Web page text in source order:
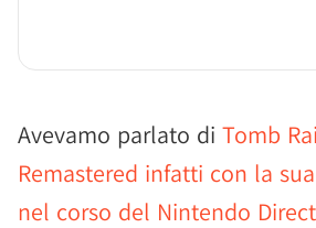
Avevamo parlato di Tomb
Remastered infatti con la
nel corso del Nintendo Direct